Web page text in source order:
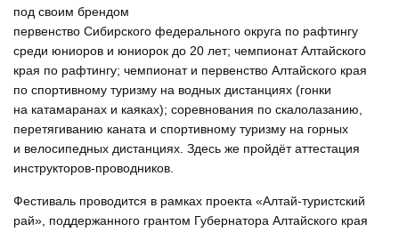
под своим брендом
первенство Сибирского федерального округа по рафтингу
среди юниоров и юниорок до 20 лет; чемпионат Алтайского
края по рафтингу; чемпионат и первенство Алтайского края
по спортивному туризму на водных дистанциях (гонки
на катамаранах и каяках); соревнования по скалолазанию,
перетягиванию каната и спортивному туризму на горных
и велосипедных дистанциях. Здесь же пройдёт аттестация
инструкторов-проводников.
Фестиваль проводится в рамках проекта «Алтай-туристский
рай», поддержанного грантом Губернатора Алтайского края